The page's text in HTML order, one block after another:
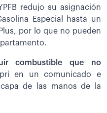
redujo su asignación
Especial hasta un
por lo que no pueden
combustible que no
en un comunicado e
de las manos de la